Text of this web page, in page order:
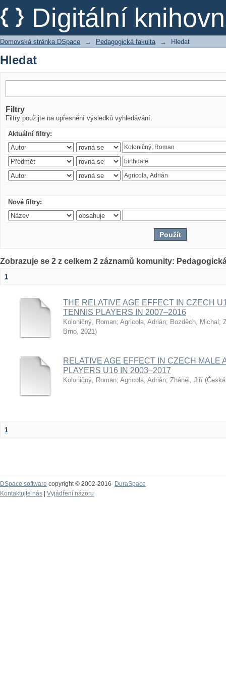
Digitální
Hledat
Domovská stránka DSpace → Pedagogická fakulta → Hledat
Hledat
Filtry
Filtry použijte na upřesnění výsledků vyhledávání.
Aktuální filtry:
Nové filtry:
Zobrazuje se 2 z celkem 2 záznamů komunity:
1
THE RELATIVE AGE EFFECT IN CZECH
TENNIS PLAYERS IN 2007–2016
Koloničný, Roman; Agricola, Adrián; Bozděch, Michal ;
Brno, 2021)
RELATIVE AGE EFFECT IN CZECH MALE
PLAYERS U16 IN 2003–2017
Koloničný, Roman; Agricola, Adrián; Zháněl, Jiří (
1
DSpace software copyright © 2002-2016
DuraSpace
Kontaktujte nás
Vyjádření názoru